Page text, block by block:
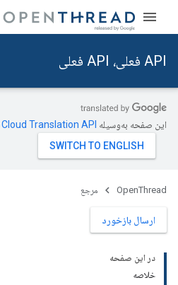
API فعلی، API فعلی
این صفحه به‌وسیله
OpenThread مرجع
ارسال بازخورد
در این صفحه
خلاصه